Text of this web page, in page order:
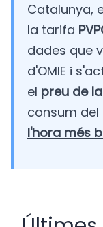
Catalunya,
la tarifa
dades que
d'OMIE i
el preu de
consum del
l'hora més